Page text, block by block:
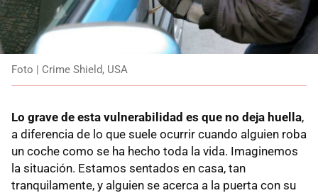
Foto | Crime Shield, USA
Lo grave de esta vulnerabilidad es que no deja huella,
a diferencia de lo que suele ocurrir cuando alguien roba
un coche como se ha hecho toda la vida. Imaginemos
la situación. Estamos sentados en casa, tan
tranquilamente, y alguien se acerca a la puerta con su